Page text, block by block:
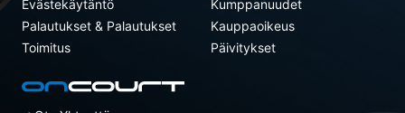
Evästekäytäntö
Palautukset & Palautukset
Toimitus
Kumppanuudet
Kauppaoikeus
Päivitykset